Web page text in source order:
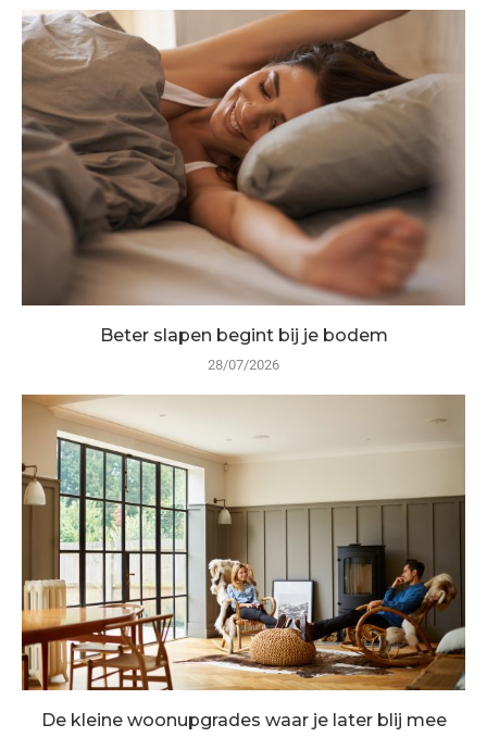
Beter slapen begint bij je bodem
28/07/2026
De kleine woonupgrades waar je later blij mee